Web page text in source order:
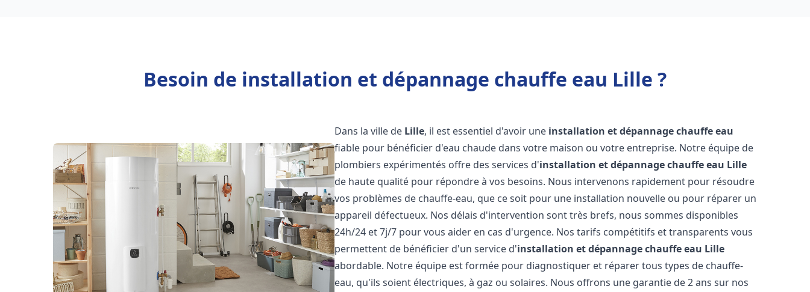
Besoin de installation et dépannage chauffe eau Lille ?
Dans la ville de Lille, il est essentiel d'avoir une installation et dépannage chauffe eau
fiable pour bénéficier d'eau chaude dans votre maison ou votre entreprise. Notre équipe de
plombiers expérimentés offre des services d'installation et dépannage chauffe eau Lille
de haute qualité pour répondre à vos besoins. Nous intervenons rapidement pour résoudre
vos problèmes de chauffe-eau, que ce soit pour une installation nouvelle ou pour réparer un
appareil défectueux. Nos délais d'intervention sont très brefs, nous sommes disponibles
24h/24 et 7j/7 pour vous aider en cas d'urgence. Nos tarifs compétitifs et transparents vous
permettent de bénéficier d'un service d'installation et dépannage chauffe eau Lille
abordable. Notre équipe est formée pour diagnostiquer et réparer tous types de chauffe-
eau, qu'ils soient électriques, à gaz ou solaires. Nous offrons une garantie de 2 ans sur nos